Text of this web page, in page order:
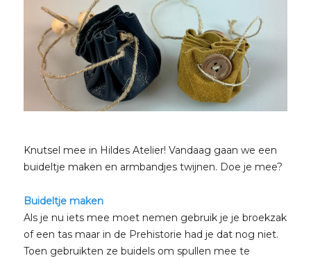
Knutsel mee in Hildes Atelier! Vandaag gaan we een
buideltje maken en armbandjes twijnen. Doe je mee?
Buideltje maken
Als je nu iets mee moet nemen gebruik je je broekzak
of een tas maar in de Prehistorie had je dat nog niet.
Toen gebruikten ze buidels om spullen mee te